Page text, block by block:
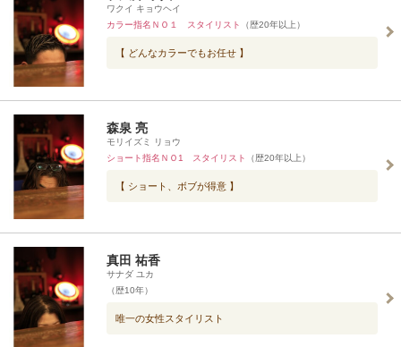
ワクイ キョウヘイ
カラー指名ＮＯ１ スタイリスト
（歴20年以上）
【 どんなカラーでもお任せ 】
森泉 亮
モリイズミ リョウ
ショート指名ＮＯ1 スタイリスト
（歴20年以上）
【 ショート、ボブが得意 】
真田 祐香
サナダ ユカ
（歴10年）
唯一の女性スタイリスト